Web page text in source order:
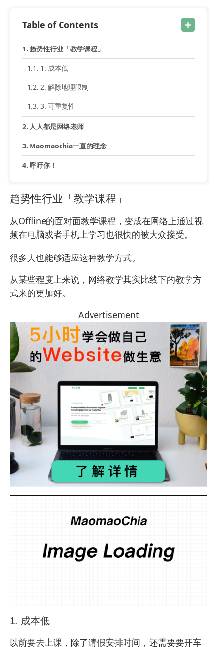
Table of Contents
趋势性行业「教学课程」
1. 成本低
2. 解除地理限制
3. 可重复性
人人都是网络老师
Maomaochia一直的理念
呼吁你！
趋势性行业「教学课程」
从Offline的面对面教学课程，变成在网络上通过视
频在电脑或者手机上学习也很快的被大众接受。
很多人也能够适应这种教学方式。
从某些程度上来说，网络教学其实比线下的教学方
式来的更加好。
Advertisement
1. 成本低
以前要去上课，除了请假安排时间，还需要要开车